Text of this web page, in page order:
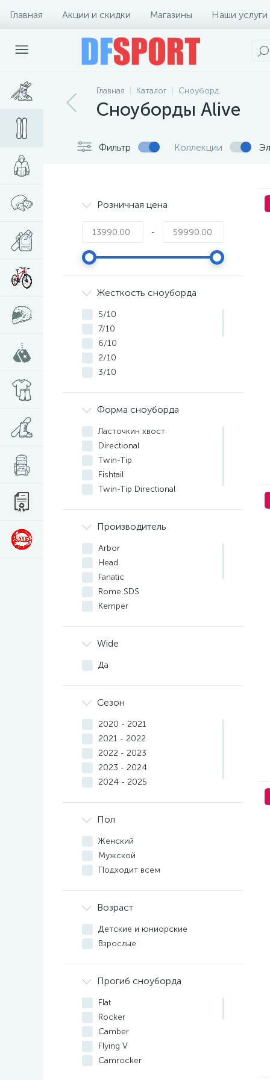
Главная Акции и скидки Магазины Наши услуги
Главная Каталог Сноуборд
Сноуборды Alive
Фильтр Коллекции
Розничная цена
-
Жесткость сноуборда
5/10
7/10
6/10
2/10
3/10
9/10
2/5
1/5
4/5
3/5
5/5
Форма сноуборда
Ласточкин хвост
Directional
Twin-Tip
Fishtail
Twin-Tip Directional
Производитель
Arbor
Head
Fanatic
Rome SDS
Kemper
Slash
Yes.
Wide
Да
Сезон
2020 - 2021
2021 - 2022
2022 - 2023
2023 - 2024
2024 - 2025
Пол
Женский
Мужской
Подходит всем
Возраст
Детские и юниорские
Взрослые
Прогиб сноуборда
Flat
Rocker
Camber
Flying V
Camrocker